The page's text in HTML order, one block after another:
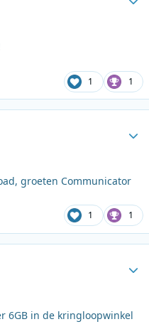
1 1
groeten Communicator
1 1
6GB in de kringloopwinkel